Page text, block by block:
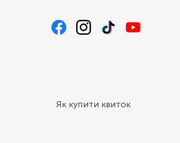
Як купити квиток